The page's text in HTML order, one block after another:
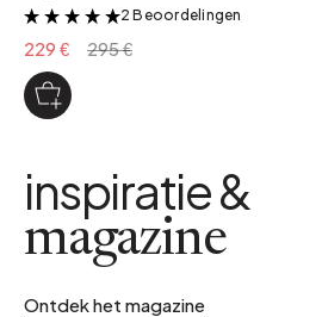
&
2 Beoordelingen
229 € 295 €
inspiratie &
magazine
Ontdek het magazine